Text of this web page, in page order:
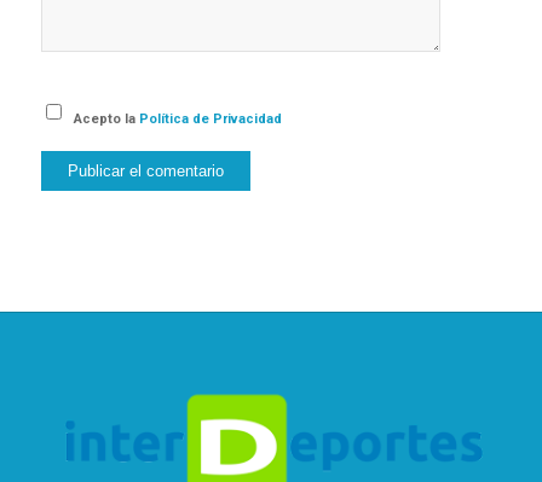
Acepto la Política de Privacidad